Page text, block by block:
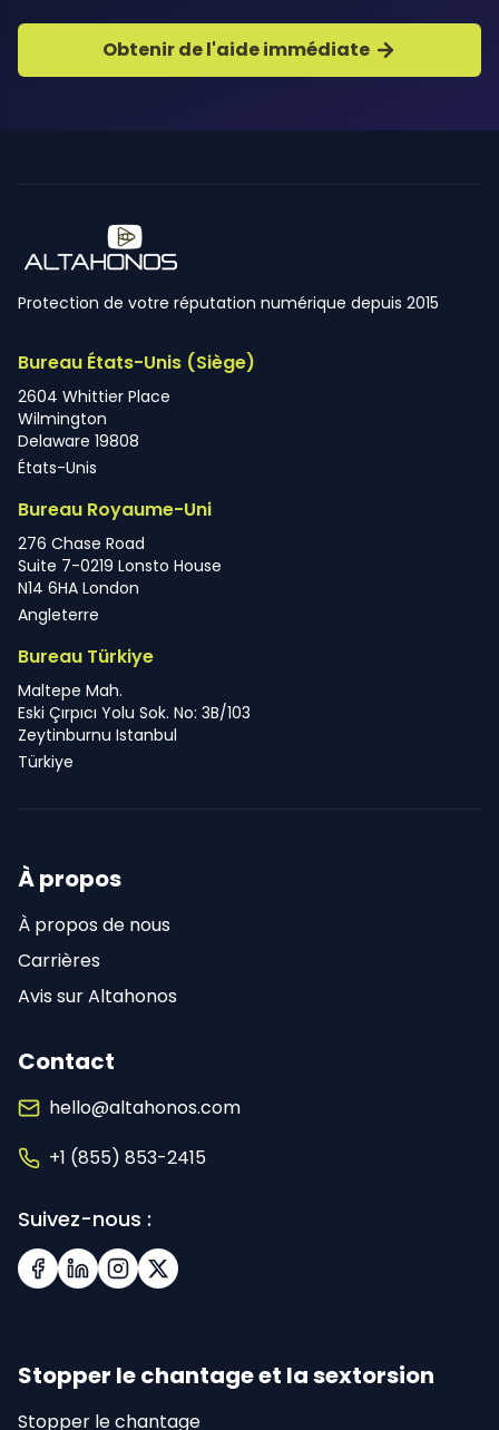
Obtenir de l'aide immédiate
Protection de votre réputation numérique depuis 2015
Bureau États-Unis (Siège)
2604 Whittier Place
Wilmington
Delaware 19808
États-Unis
Bureau Royaume-Uni
276 Chase Road
Suite 7-0219 Lonsto House
N14 6HA London
Angleterre
Bureau Türkiye
Maltepe Mah.
Eski Çırpıcı Yolu Sok. No: 3B/103
Zeytinburnu Istanbul
Türkiye
À propos
À propos de nous
Carrières
Avis sur Altahonos
Contact
hello@altahonos.com
+1 (855) 853-2415
Suivez-nous :
Facebook
LinkedInInstagramX (Twitter)
Stopper le chantage et la sextorsion
Stopper le chantage